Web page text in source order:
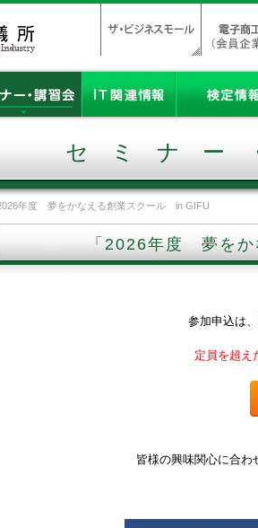
セミナー
年度 夢をかなえる創業スクール in GIFU
「2026年度 夢を
参加申込は
定員を超え
皆様の興味関心に合わ